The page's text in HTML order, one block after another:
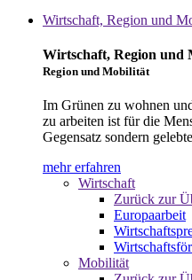
Wirtschaft, Region und
Wirtschaft, Region und
Region und Mobilität
Im Grünen zu wohnen
zu arbeiten ist für die
Gegensatz sondern
mehr erfahren
Wirtschaft
Zurück zur
Europaarbeit
Mobilität